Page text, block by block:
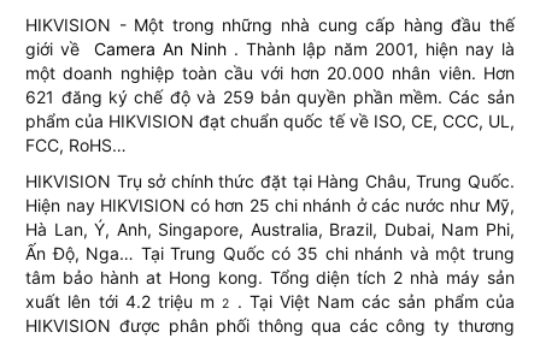
HIKVISION - Một trong những nhà cung cấp hàng đầu thế
giới vềCamera An Ninh . Thành lập năm 2001, hiện nay là
một doanh nghiệp toàn cầu với hơn 20.000 nhân viên. Hơn
621 đăng ký chế độ và 259 bản quyền phần mềm. Các sản
phẩm của HIKVISION đạt chuẩn quốc tế về ISO, CE, CCC, UL,
FCC, RoHS…
HIKVISION Trụ sở chính thức đặt tại Hàng Châu, Trung Quốc.
Hiện nay HIKVISION có hơn 25 chi nhánh ở các nước như Mỹ,
Hà Lan, Ý, Anh, Singapore, Australia, Brazil, Dubai, Nam Phi,
Ấn Độ, Nga… Tại Trung Quốc có 35 chi nhánh và một trung
tâm bảo hành at Hong kong. Tổng diện tích 2 nhà máy sản
xuất lên tới 4.2 triệu m 2
. Tại Việt Nam các sản phẩm của
HIKVISION được phân phối thông qua các công ty thương